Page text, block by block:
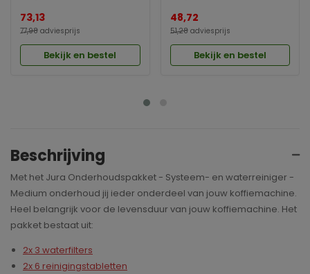
Beschrijving
Met het Jura Onderhoudspakket - Systeem- en waterreiniger -
Medium onderhoud jij ieder onderdeel van jouw koffiemachine.
Heel belangrijk voor de levensduur van jouw koffiemachine. Het
pakket bestaat uit:
2x 3 waterfilters
2x 6 reinigingstabletten
73,13
77,98 adviesprijs
Bekijk en bestel
48,72
51,28adviesprijs
Bekijk en bestel